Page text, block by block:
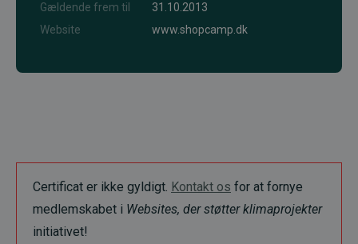
Gældende frem til
31.10.2013
Website
www.shopcamp.dk
Certificat er ikke gyldigt. Kontakt os for at fornye
medlemskabet i Websites, der støtter klimaprojekter
initiativet!